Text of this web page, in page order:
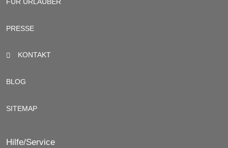
FÜR URLAUBER
PRESSE
KONTAKT
BLOG
SITEMAP
Hilfe/Service